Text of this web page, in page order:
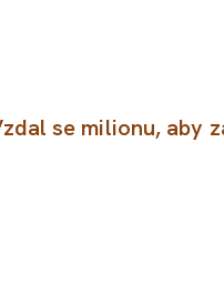
se milionu, aby